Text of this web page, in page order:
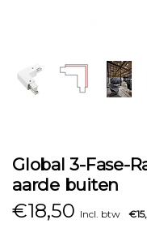
Global 3-Fase-
aarde buiten
€18,50 Incl. btw